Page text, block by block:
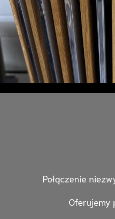
Połączenie
Oferujemy